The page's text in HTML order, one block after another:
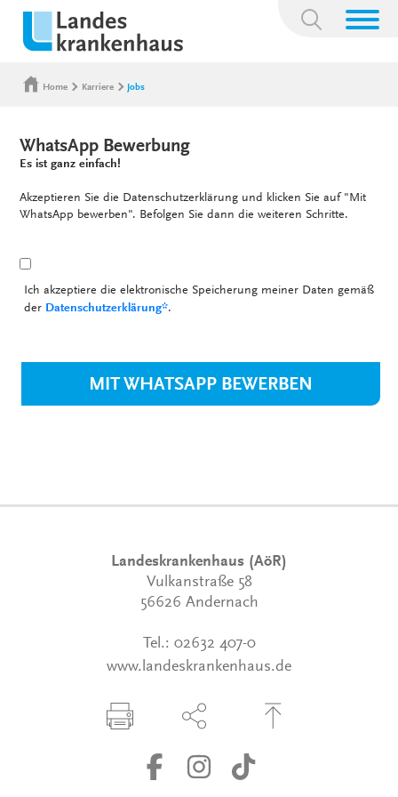
Suchbegriff:
Home Karriere Jobs
WhatsApp Bewerbung
Es ist ganz einfach!
Akzeptieren Sie die Datenschutzerklärung und klicken Sie auf "Mit
WhatsApp bewerben". Befolgen Sie dann die weiteren Schritte.
Ich akzeptiere die elektronische Speicherung meiner Daten gemäß
der Datenschutzerklärung*.
MIT WHATSAPP BEWERBEN
Landeskrankenhaus (AöR)
Vulkanstraße 58
56626 Andernach
Tel.: 02632 407-0
www.landeskrankenhaus.de